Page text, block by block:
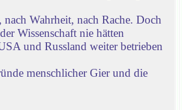
Wahrheit, nach Rache. Doch
Wissenschaft nie hätten
und Russland weiter betrieben
menschlicher Gier und die